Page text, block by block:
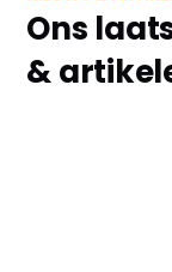
Ons
&